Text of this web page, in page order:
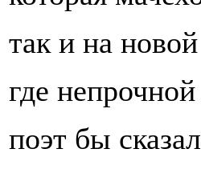
так и на
где
поэт бы